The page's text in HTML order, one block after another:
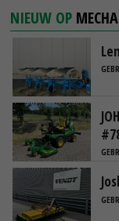
NIEUW OP